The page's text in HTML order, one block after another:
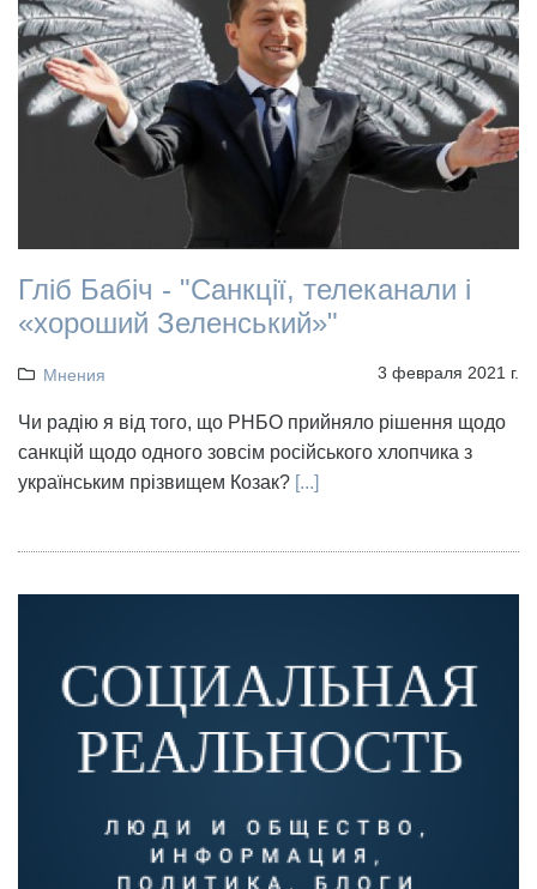
Гліб Бабіч - "Санкції, телеканали і
«хороший Зеленський»"
Мнения 3 февраля 2021 г.
Чи радію я від того, що РНБО прийняло рішення щодо
санкцій щодо одного зовсім російського хлопчика з
українським прізвищем Козак? [...]